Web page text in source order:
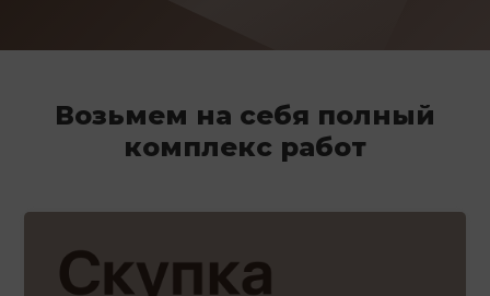
Возьмем на себя полный
комплекс работ